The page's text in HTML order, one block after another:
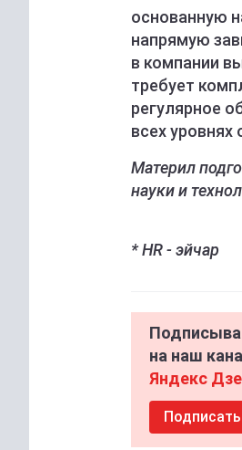
основанную
напрямую
в компании
требует
регулярное
всех уровнях
Материл
науки и
* HR - эйчар
на наш
Яндекс